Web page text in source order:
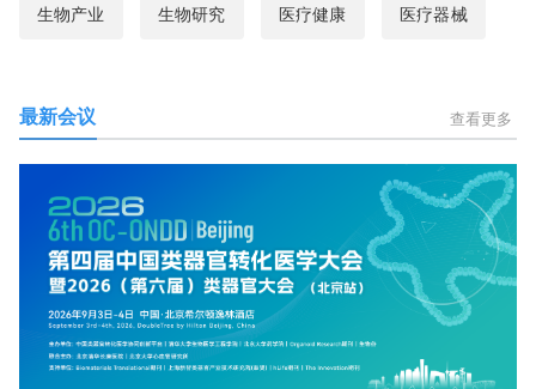
生物产业 生物研究 医疗健康 医疗器械
最新会议 查看更多